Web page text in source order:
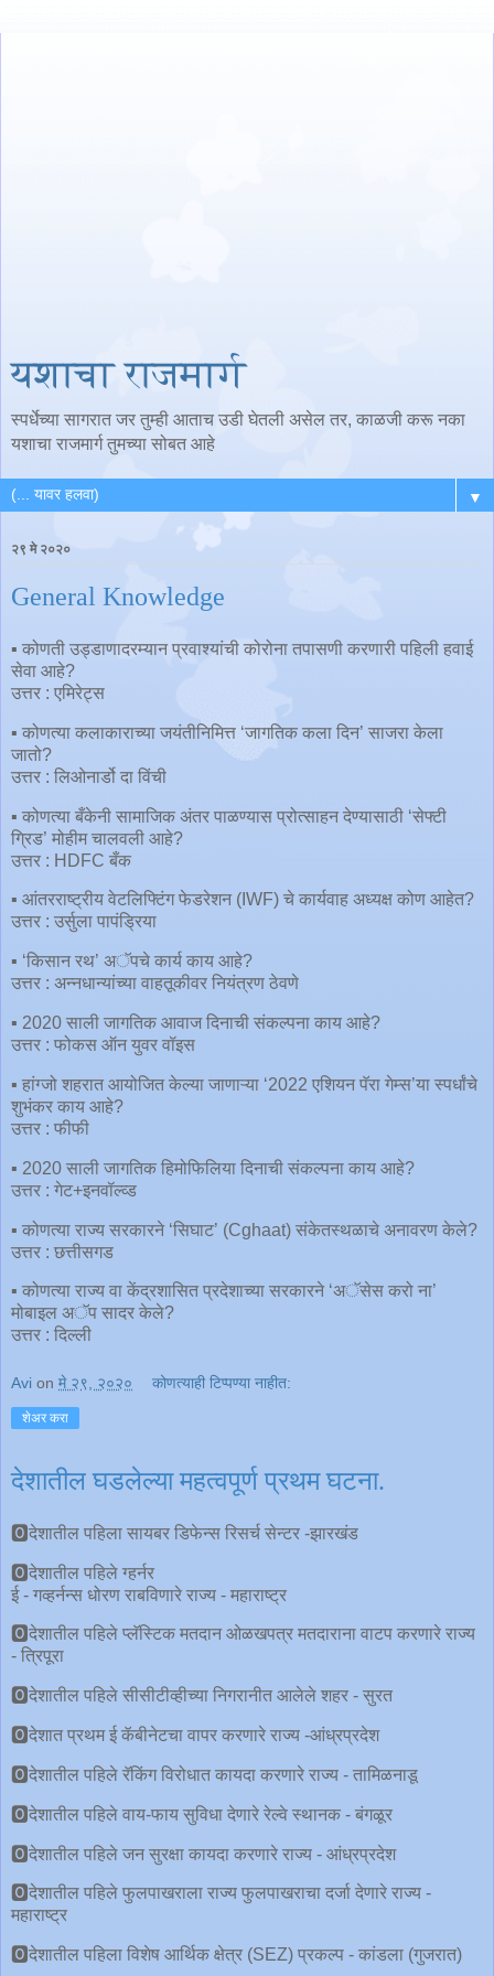
यशाचा राजमार्ग
स्पर्धेच्या सागरात जर तुम्ही आताच उडी घेतली असेल तर, काळजी करू नका
यशाचा राजमार्ग तुमच्या सोबत आहे
▼
२९ मे २०२०
General Knowledge
▪️ कोणती उड्डाणादरम्यान प्रवाश्यांची कोरोना तपासणी करणारी पहिली हवाई
सेवा आहे?
उत्तर : एमिरेट्स
▪️ कोणत्या कलाकाराच्या जयंतीनिमित्त ‘जागतिक कला दिन’ साजरा केला
जातो?
उत्तर : लिओनार्डो दा विंची
▪️ कोणत्या बँकेनी सामाजिक अंतर पाळण्यास प्रोत्साहन देण्यासाठी ‘सेफ्टी
ग्रिड’ मोहीम चालवली आहे?
उत्तर : HDFC बँक
▪️ आंतरराष्ट्रीय वेटलिफ्टिंग फेडरेशन (IWF) चे कार्यवाह अध्यक्ष कोण आहेत?
उत्तर : उर्सुला पापंड्रिया
▪️ ‘किसान रथ’ अॅपचे कार्य काय आहे?
उत्तर : अन्नधान्यांच्या वाहतूकीवर नियंत्रण ठेवणे
▪️ 2020 साली जागतिक आवाज दिनाची संकल्पना काय आहे?
उत्तर : फोकस ऑन युवर वॉइस
▪️ हांग्जो शहरात आयोजित केल्या जाणाऱ्या ‘2022 एशियन पॅरा गेम्स’या स्पर्धांचे
शुभंकर काय आहे?
उत्तर : फीफी
▪️ 2020 साली जागतिक हिमोफिलिया दिनाची संकल्पना काय आहे?
उत्तर : गेट+इनवॉल्व्ड
▪️ कोणत्या राज्य सरकारने ‘सिघाट’ (Cghaat) संकेतस्थळाचे अनावरण केले?
उत्तर : छत्तीसगड
▪️ कोणत्या राज्य वा केंद्रशासित प्रदेशाच्या सरकारने ‘अॅसेस करो ना’
मोबाइल अॅप सादर केले?
उत्तर : दिल्ली
Avi on मे २९, २०२० कोणत्याही टिप्पण्‍या नाहीत:
शेअर करा
देशातील घडलेल्या महत्वपूर्ण प्रथम घटना.
🅾देशातील पहिला सायबर डिफेन्स रिसर्च सेन्टर -झारखंड
🅾देशातील पहिले ग्हर्नर
ई - गव्हर्नन्स धोरण राबविणारे राज्य - महाराष्ट्र
🅾देशातील पहिले प्लॅस्टिक मतदान ओळखपत्र मतदाराना वाटप करणारे राज्य
- त्रिपूरा
🅾देशातील पहिले सीसीटीव्हीच्या निगरानीत आलेले शहर - सुरत
🅾देशात प्रथम ई कॅबीनेटचा वापर करणारे राज्य -आंध्रप्रदेश
🅾देशातील पहिले रॅकिंग विरोधात कायदा करणारे राज्य - तामिळनाडू
🅾देशातील पहिले वाय-फाय सुविधा देणारे रेल्वे स्थानक - बंगळूर
🅾देशातील पहिले जन सुरक्षा कायदा करणारे राज्य - आंध्रप्रदेश
🅾देशातील पहिले फुलपाखराला राज्य फुलपाखराचा दर्जा देणारे राज्य -
महाराष्ट्र
🅾देशातील पहिला विशेष आर्थिक क्षेत्र (SEZ) प्रकल्प - कांडला (गुजरात)